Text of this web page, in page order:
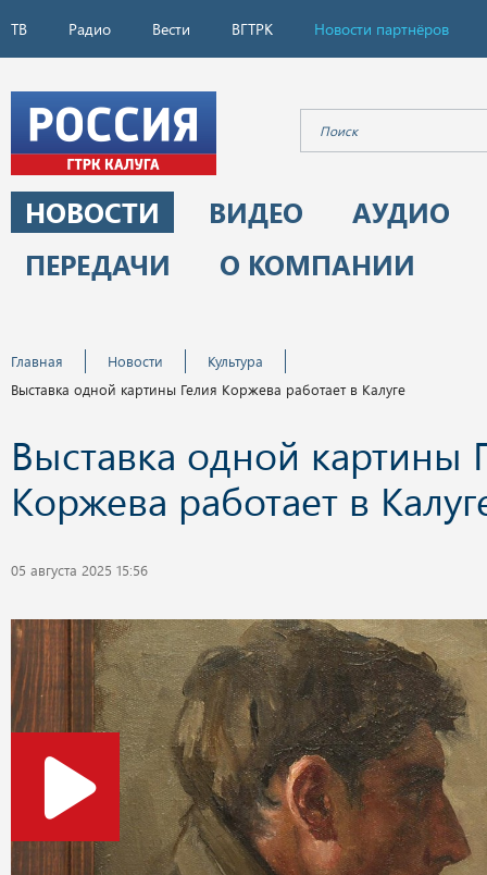
ТВ Радио Вести ВГТРК Новости партнёров
НОВОСТИ ВИДЕО
АУДИО
ПЕРЕДАЧИ
О КОМПАНИИ
Главная Новости
Культура
Выставка одной картины Гелия Коржева работает в Калуге
Выставка одной картины
Коржева работает в
05 августа 2025 15:56